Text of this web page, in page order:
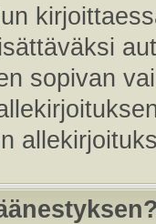
sopivan